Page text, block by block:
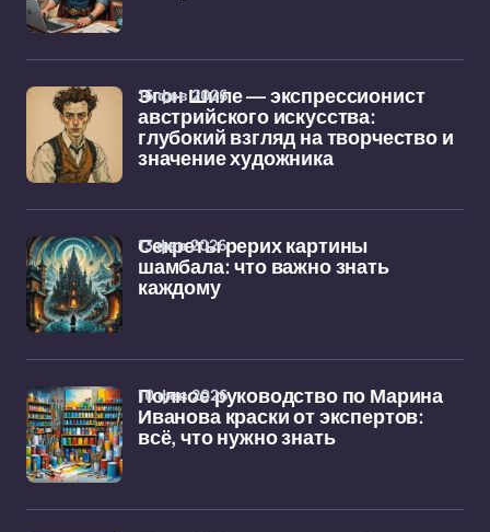
Эгон Шиле — экспрессионист
австрийского искусства:
глубокий взгляд на творчество и
значение художника
16 фев 2026
Секреты рерих картины
шамбала: что важно знать
каждому
13 фев 2026
Полное руководство по Марина
Иванова краски от экспертов:
всё, что нужно знать
10 фев 2026